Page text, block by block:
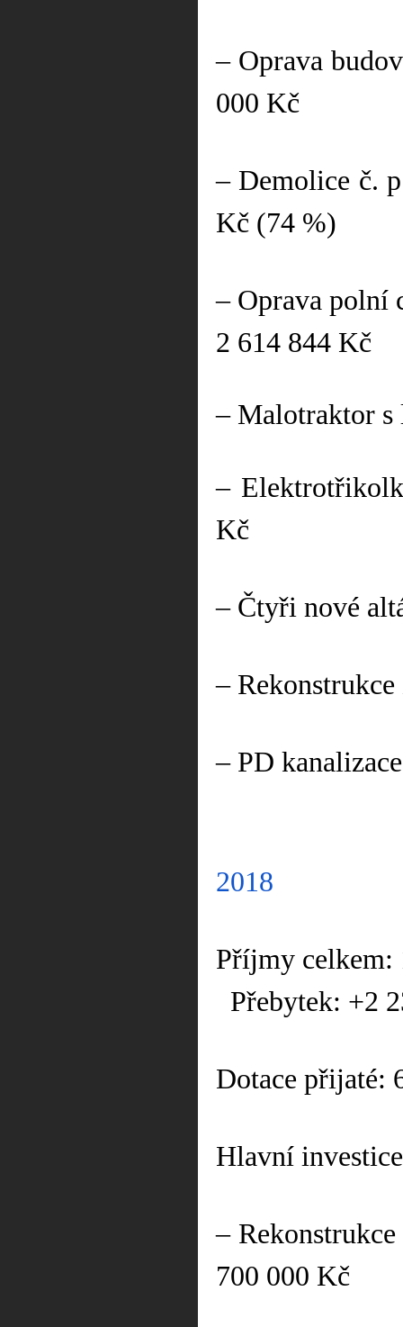
– Oprava
000 Kč
– Demolice č.
Kč (74 %)
– Oprava polní
2 614 844 Kč
– Malotraktor s
–
Kč
– Čtyři nové
–
– PD
2018
Příjmy celkem:
Přebytek: +2
Dotace přijaté:
Hlavní
–
700 000 Kč